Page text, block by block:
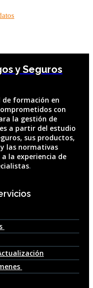
y Seguros
de formación en
con
la gestión de
a partir del estudio
sus productos,
las normativas
la experiencia de
.